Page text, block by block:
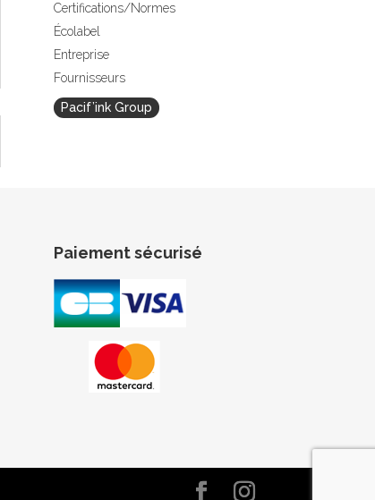
Certifications/Normes
Écolabel
Entreprise
Fournisseurs
Pacif’ink Group
Paiement sécurisé